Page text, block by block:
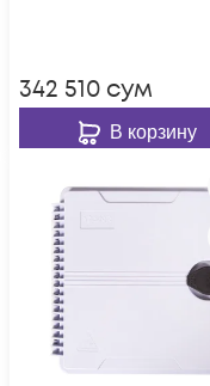
342 510 сум
В корзину